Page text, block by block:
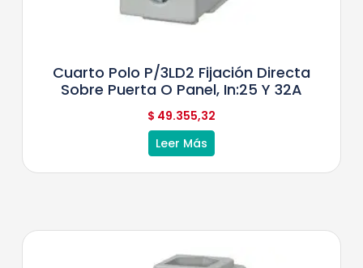
Cuarto Polo P/3LD2 Fijación Directa
Sobre Puerta O Panel, In:25 Y 32A
$ 49.355,32
Leer Más